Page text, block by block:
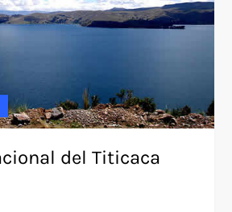
del Titicaca